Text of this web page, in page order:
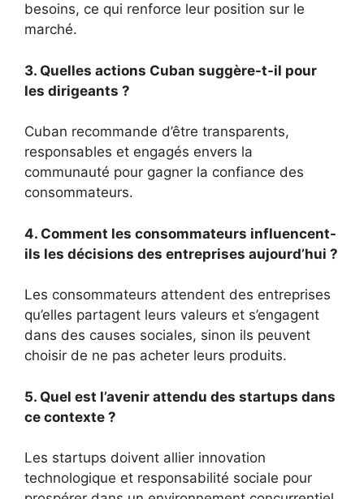
besoins, ce qui renforce leur position sur le
marché.
3. Quelles actions Cuban suggère-t-il pour
les dirigeants ?
Cuban recommande d’être transparents,
responsables et engagés envers la
communauté pour gagner la confiance des
consommateurs.
4. Comment les consommateurs influencent-
ils les décisions des entreprises aujourd’hui ?
Les consommateurs attendent des entreprises
qu’elles partagent leurs valeurs et s’engagent
dans des causes sociales, sinon ils peuvent
choisir de ne pas acheter leurs produits.
5. Quel est l’avenir attendu des startups dans
ce contexte ?
Les startups doivent allier innovation
technologique et responsabilité sociale pour